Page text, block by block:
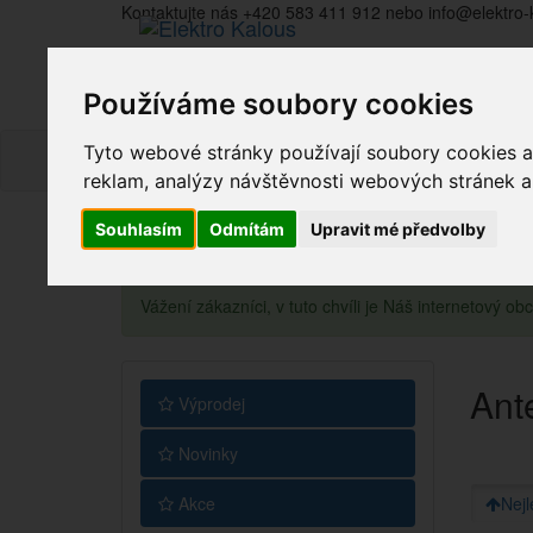
Používáme soubory cookies
Tyto webové stránky používají soubory cookies
reklam, analýzy návštěvnosti webových stránek
Souhlasím Odmítám Upravit mé předvolby
Kontaktujte nás +420 583 411 912 nebo
Vážení zákazníci, v tuto chvíli je Náš internetový
Výprodej
Novinky
Akce